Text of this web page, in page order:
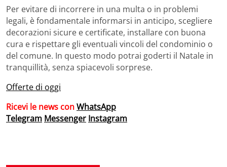
Per evitare di incorrere in una multa o in problemi
legali, è fondamentale informarsi in anticipo, scegliere
decorazioni sicure e certificate, installare con buona
cura e rispettare gli eventuali vincoli del condominio o
del comune. In questo modo potrai goderti il Natale in
tranquillità, senza spiacevoli sorprese.
Offerte di oggi
Ricevi le news conWhatsApp
Telegram Messenger Instagram